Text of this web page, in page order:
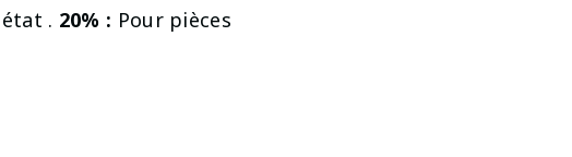
. 20% : Pour pièces